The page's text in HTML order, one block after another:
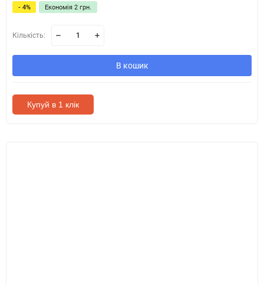
- 4% Економія 2 грн.
Кількість:
В кошик
Купуй в 1 клік